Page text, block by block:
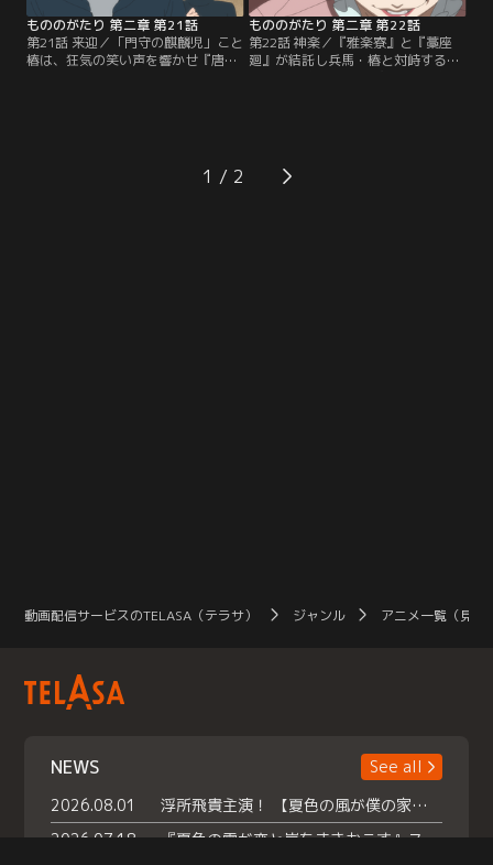
もののがたり 第二章 第21話
第21話 来迎／「門守の麒麟児」こと
椿は、狂気の笑い声を響かせ『唐
揃ってしまう。さらに、『唐傘』の
仲間達も集結し状況はますます悪化
もののがたり 第二章 第22話
第22話 神楽／『雅楽寮』と『藁座
廻』が結託し兵馬・椿と対峙する。
『雅楽寮』。『鼓』を「物」として
いとも簡単に「廃棄」してしまうほ
1
動画配信サービスのTELASA（テラサ） ジャンル アニメ一覧（見放
NEWS
See all
2026.08.01
浮所飛貴主演！ 【夏色の風が僕の家にやってきた】 本日よりテラサで独占配信スタート！
2026.07.18
『夏色の雲が恋と嵐をまきおこす』スペシャルメイキング 【Part1】2026年７月18日（土）23時30分～配信スタート！話題のシーンの裏側を大公開！豪華キャスト大集合！ 『武宮家 真夏の家族会議』開催！